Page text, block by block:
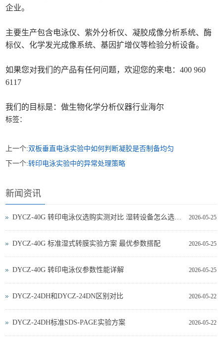
企业。
主要生产包含电泳仪、紫外分析仪、凝胶成像分析系统、酶
标仪、化学发光成像系统、基因扩增仪等检验分析设备。
如果您对我们的产品有任何问题，欢迎您的来电：400 960
6117
我们的目标是：做生物化学分析仪器行业海尔
标签：
上一个:双板垂直电泳实验中如何判断凝胶是否制备均匀
下一个:转印电泳实验中的异常处理策略
新闻资讯
2026-05-25
DYCZ-40G 转印电泳仪选购实测对比 湿转设备怎么选不踩坑
2026-05-25
DYCZ-40G 标准湿式转膜实验方案 最优参数搭配
2026-05-25
DYCZ-40G 转印电泳仪参数性能详解
2026-05-22
DYCZ-24DH和DYCZ-24DN区别对比
2026-05-22
DYCZ-24DH标准SDS-PAGE实验方案